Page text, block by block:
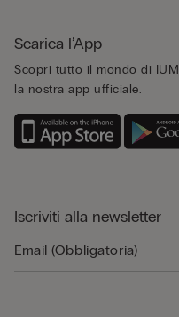
Scarica l’App
Scopri tutto il mondo di
la nostra app ufficiale.
Iscriviti alla newsletter